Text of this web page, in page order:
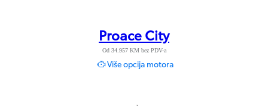
Proace City
Od 34.957 KM bez PDV-a
Više opcija motora